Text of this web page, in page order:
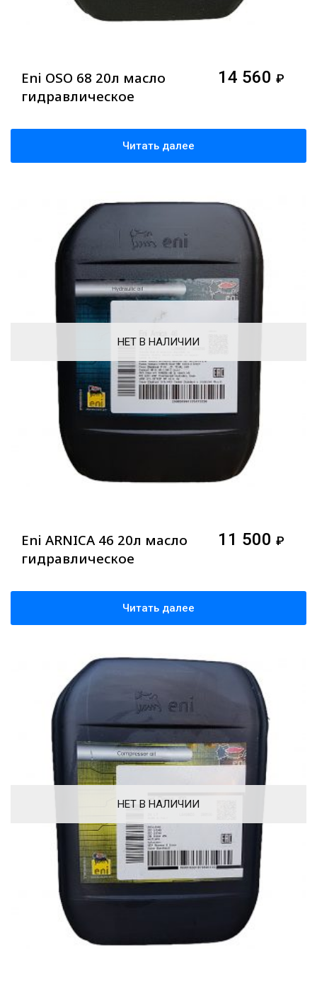
Eni OSO 68 20л масло
гидравлическое
14 560 ₽
Читать далее
НЕТ В НАЛИЧИИ
Eni ARNICA 46 20л масло
гидравлическое
11 500 ₽
Читать далее
НЕТ В НАЛИЧИИ